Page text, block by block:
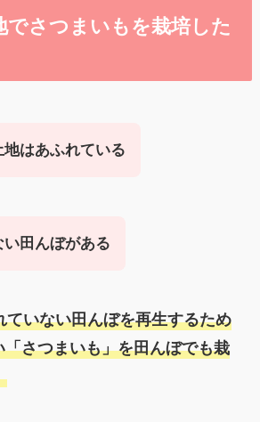
でさつまいもを栽培した
地はあふれている
田んぼがある
ていない田んぼを再生するため
さつまいも」を田んぼでも栽